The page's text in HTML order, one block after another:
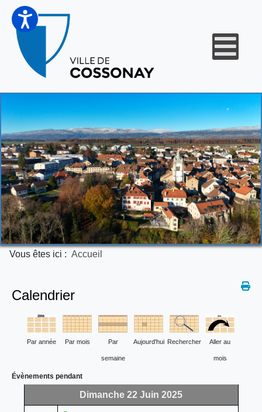
Vous êtes ici : Accueil
Calendrier
Par année Par mois Par
semaine
Aujourd'hui Rechercher Aller au
mois
Évènements pendant
Dimanche 22 Juin 2025